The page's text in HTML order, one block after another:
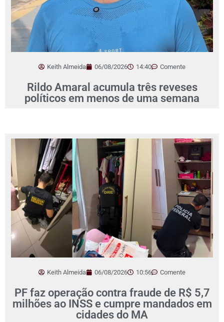
Keith Almeida 06/08/2026 14:40 Comente
Rildo Amaral acumula três reveses
políticos em menos de uma semana
Keith Almeida 06/08/2026 10:56 Comente
PF faz operação contra fraude de R$ 5,7
milhões ao INSS e cumpre mandados em
cidades do MA